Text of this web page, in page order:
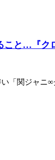
と…『ク
「関ジャ